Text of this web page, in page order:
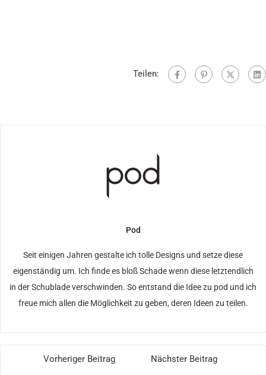
Teilen:
Pod
Seit einigen Jahren gestalte ich tolle Designs und setze diese
eigenständig um. Ich finde es bloß Schade wenn diese letztendlich
in der Schublade verschwinden. So entstand die Idee zu pod und ich
freue mich allen die Möglichkeit zu geben, deren Ideen zu teilen.
Vorheriger Beitrag
Nächster Beitrag